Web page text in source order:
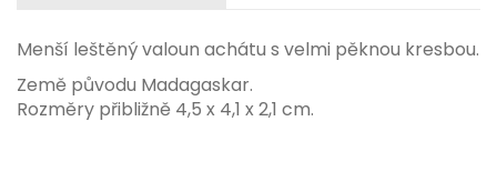
Menší leštěný valoun achátu s velmi pěknou kresbou.
Země původu Madagaskar.
Rozměry přibližně 4,5 x 4,1 x 2,1 cm.